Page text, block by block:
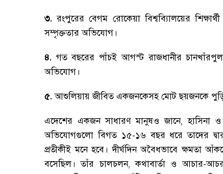
৩. রংপুরের বেগম রোকেয়া বিশ্বব্যিালয়ের
সম্পৃক্ততার অভিযোগ ।
৪. গত বছরের পাঁচই আগস্ট রাজধানীর
অভিযোগ ।
৫.আশুলিয়ায় জীবিত একজনকেসহ মোট ছয়জনকে
এদেশের একজন সাধারণ মানুষও জানে,হাসিনা
অভিযোগগুলো বিগত ১৫-১৬ বছর ধরে তাদের
প্রতীকীই মনে হবে । দীর্ঘদিন অবৈধভাবে ক্ষমতা
বসেছিল । তাঁর চালচলন,কথাবার্তা ও আচার-